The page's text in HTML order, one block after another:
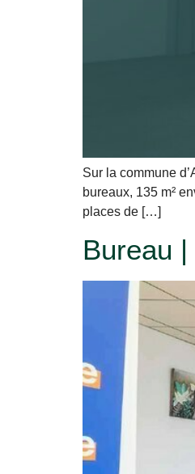
Sur la commune
bureaux, 135 m²
places de […]
Bureau